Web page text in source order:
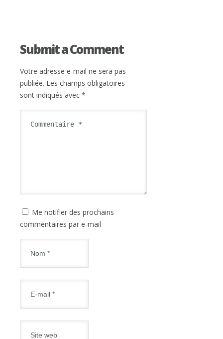
Submit a Comment
Votre adresse e-mail ne sera pas
publiée. Les champs obligatoires
sont indiqués avec *
Me notifier des prochains
commentaires par e-mail